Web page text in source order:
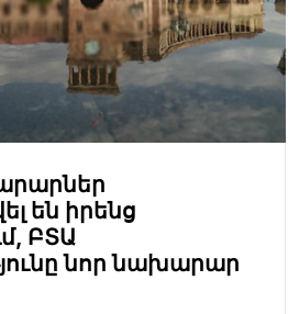
են իրենց
ԲՏԱ
նոր նախարար